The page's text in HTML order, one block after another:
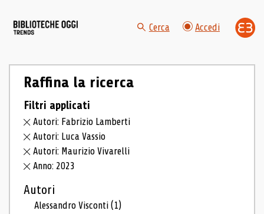
Cerca Accedi
Raffina la ricerca
Filtri applicati
Autori: Fabrizio Lamberti
Autori: Luca Vassio
Autori: Maurizio Vivarelli
Anno: 2023
Autori
Alessandro Visconti(1)